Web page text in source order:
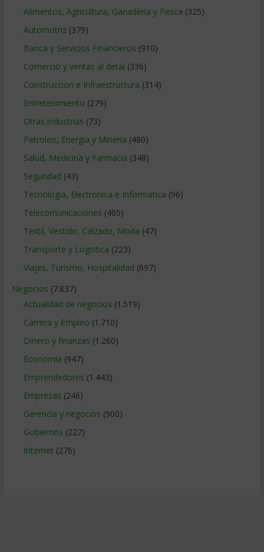
Alimentos, Agricultura, Ganaderia y Pesca (325)
Automotriz(379)
Banca y Servicios Financieros (910)
Comercio y ventas al detal (336)
Construccion e Infraestructura (314)
Entretenimiento (279)
Otras industrias (73)
Petroleo, Energia y Mineria (480)
Salud, Medicina y Farmacia (348)
Seguridad (43)
Tecnologia, Electronica e Informatica (96)
Telecomunicaciones (405)
Textil, Vestido, Calzado, Moda (47)
Transporte y Logistica (223)
Viajes, Turismo, Hospitalidad (697)
Negocios (7.837)
Actualidad de negocios (1.519)
Carrera y Empleo (1.710)
Dinero y finanzas (1.260)
Economía (947)
Emprendedores (1.443)
Empresas (246)
Gerencia y negocios (900)
Gobiernos (227)
Internet (276)